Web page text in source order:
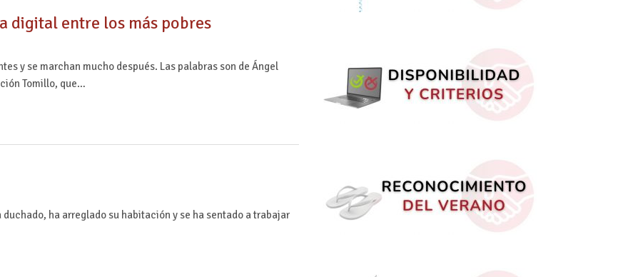
digital entre los más pobres
y se marchan mucho después. Las palabras son de Ángel
Tomillo, que…
ha arreglado su habitación y se ha sentado a trabajar